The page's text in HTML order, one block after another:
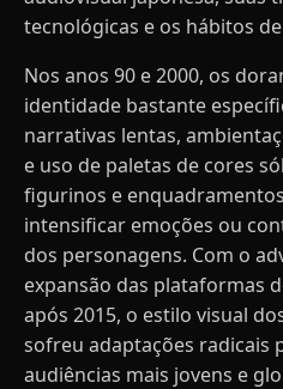
tecnológicas e os hábitos
Nos anos 90 e 2000, os
identidade bastante
narrativas lentas,
e uso de paletas de cores
figurinos e
intensificar emoções ou
dos personagens. Com o
expansão das plataformas
após 2015, o estilo visual
sofreu adaptações radicais
audiências mais jovens e